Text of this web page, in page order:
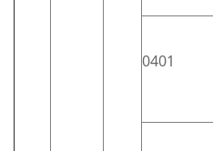
0401